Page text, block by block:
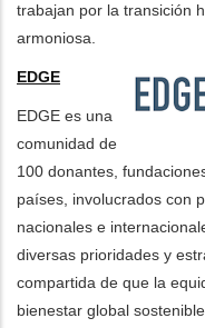
trabajan por la transición
armoniosa.
EDGE
EDGE es una
comunidad de
100 donantes,
países, involucrados con
nacionales e
diversas prioridades y
compartida de que la
bienestar global